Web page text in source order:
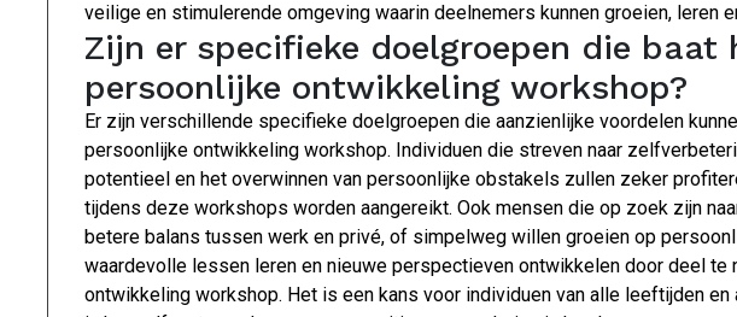
veilige en stimulerende omgeving waarin deelnemers kunnen groeien, leren
Zijn er specifieke doelgroepen die baat
persoonlijke ontwikkeling workshop?
Er zijn verschillende specifieke doelgroepen die aanzienlijke voordelen
persoonlijke ontwikkeling workshop. Individuen die streven naar
potentieel en het overwinnen van persoonlijke obstakels zullen zeker
tijdens deze workshops worden aangereikt. Ook mensen die op zoek zijn
betere balans tussen werk en privé, of simpelweg willen groeien op
waardevolle lessen leren en nieuwe perspectieven ontwikkelen door deel te
ontwikkeling workshop. Het is een kans voor individuen van alle leeftijden